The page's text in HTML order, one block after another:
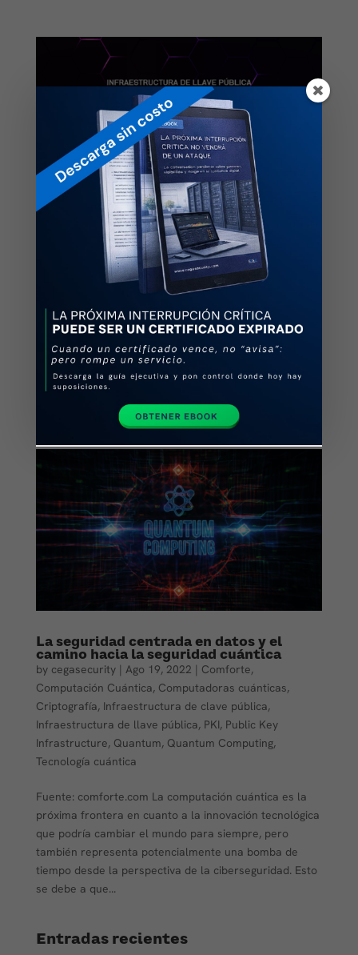
Infraestructura de Llave Pública ¿Qué
debo saber sobre PKI?
bycegasecurity|Feb 22, 2023|Firma Electrónica
Infraestructura de clave pública,Infraestructura de
,Infraestructura PKI,PKI,PKI
infrastructure,PKI para firma electrónica ,Public Key
Infrastructure
Una PKI (Infraestructura de llave pública) se considera
la columna vertebral para mantener los servicios
digitales seguros contra las ciberamenazas. Si
necesitas proteger información, verificar o gestionar
identidades, firmas o certificados digitales cumpliendo
La seguridad centrada en datos y el
camino hacia la seguridad cuántica
by cegasecurity| Ago 19, 2022 | Comforte,
Computación Cuántica, Computadoras cuánticas,
Criptografía, Infraestructura de clave pública,
Infraestructura de llave pública, PKI, Public Key
Infrastructure, Quantum, Quantum Computing,
Tecnología cuántica
Fuente: comforte.com La computación cuántica es la
próxima frontera en cuanto a la innovación tecnológica
que podría cambiar el mundo para siempre, pero
también representa potencialmente una bomba de
tiempo desde la perspectiva de la ciberseguridad. Esto
se debe a que...
Entradas recientes